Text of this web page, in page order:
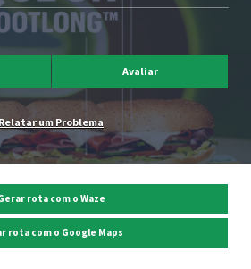
Avaliar
Relatar um Problema
rota com o Waze
rota com o Google Maps